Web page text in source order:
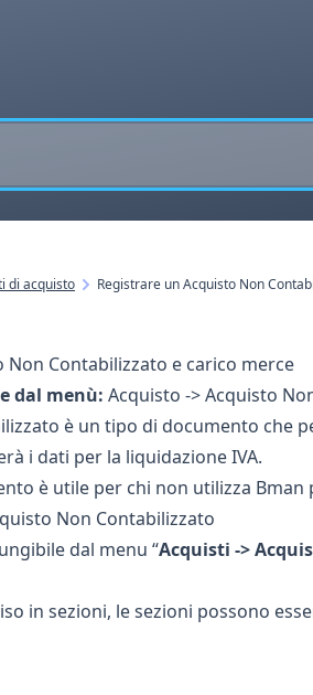
di acquisto Registrare un Acquisto Non
Non Contabilizzato e carico merce
dal menù: Acquisto -> Acquisto
è un tipo di documento
i dati per la liquidazione IVA.
è utile per chi non utilizza Bman
Non Contabilizzato
dal menu “Acquisti ->
in sezioni, le sezioni possono